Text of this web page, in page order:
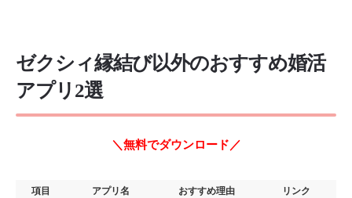
ゼクシィ縁結び以外のおすすめ婚活
アプリ2選
＼無料でダウンロード／
項目 アプリ名 おすすめ理由 リンク